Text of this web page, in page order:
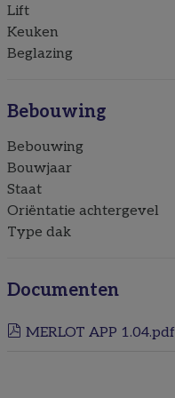
Lift
Keuken
Beglazing
Bebouwing
Bebouwing
Bouwjaar
Staat
Oriëntatie achtergevel
Type dak
Documenten
MERLOT APP 1.04.pdf